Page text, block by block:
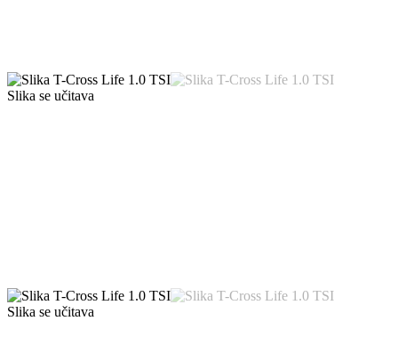
Slika se učitava
Slika se učitava